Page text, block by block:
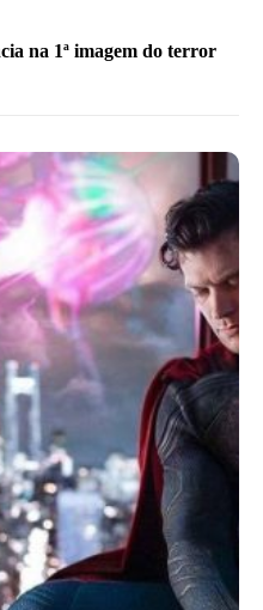
na 1ª imagem do terror